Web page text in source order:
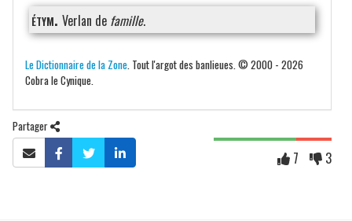
étym. Verlan de famille.
Le Dictionnaire de la Zone . Tout l'argot des banlieues. © 2000 - 2026
Cobra le Cynique.
Partager
7 3